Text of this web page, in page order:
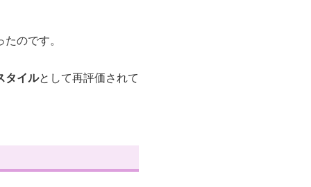
のです。
タイルとして再評価されて